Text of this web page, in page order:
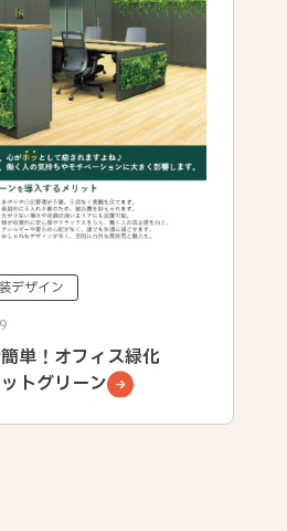
デザイン
単！オフィス緑化
トグリーン